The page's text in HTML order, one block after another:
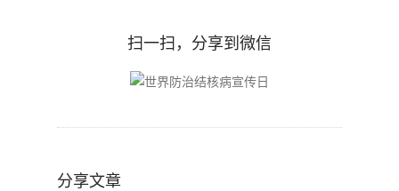
扫一扫，分享到微信
分享文章